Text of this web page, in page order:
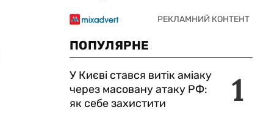
ПОПУЛЯРНЕ
1
У Києві стався витік аміаку
через масовану атаку РФ:
як себе захистити